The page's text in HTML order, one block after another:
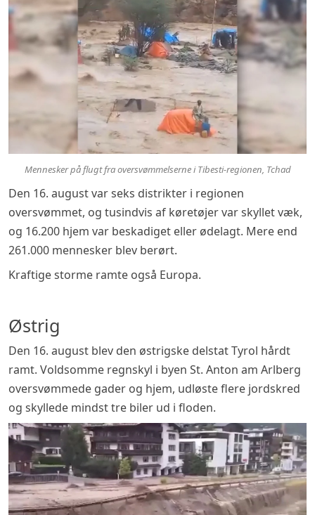
Mennesker på flugt fra oversvømmelserne i Tibesti-regionen, Tchad
Den 16. august var seks distrikter i regionen
oversvømmet, og tusindvis af køretøjer var skyllet væk,
og 16.200 hjem var beskadiget eller ødelagt. Mere end
261.000 mennesker blev berørt.
Kraftige storme ramte også Europa.
Østrig
Den 16. august blev den østrigske delstat Tyrol hårdt
ramt. Voldsomme regnskyl i byen St. Anton am Arlberg
oversvømmede gader og hjem, udløste flere jordskred
og skyllede mindst tre biler ud i floden.